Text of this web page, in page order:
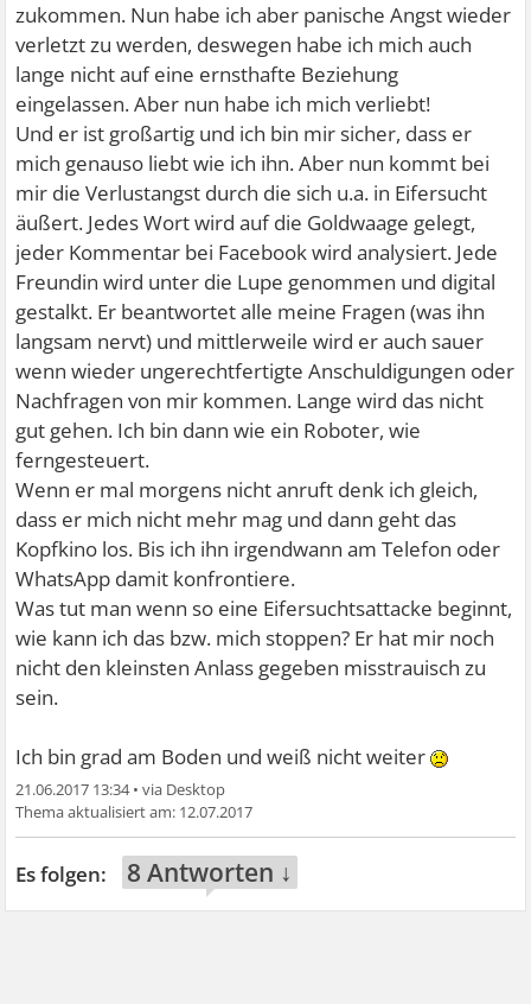
zukommen. Nun habe ich aber panische Angst wieder
verletzt zu werden, deswegen habe ich mich auch
lange nicht auf eine ernsthafte Beziehung
eingelassen. Aber nun habe ich mich verliebt!
Und er ist großartig und ich bin mir sicher, dass er
mich genauso liebt wie ich ihn. Aber nun kommt bei
mir die Verlustangst durch die sich u.a. in Eifersucht
äußert. Jedes Wort wird auf die Goldwaage gelegt,
jeder Kommentar bei Facebook wird analysiert. Jede
Freundin wird unter die Lupe genommen und digital
gestalkt. Er beantwortet alle meine Fragen (was ihn
langsam nervt) und mittlerweile wird er auch sauer
wenn wieder ungerechtfertigte Anschuldigungen oder
Nachfragen von mir kommen. Lange wird das nicht
gut gehen. Ich bin dann wie ein Roboter, wie
ferngesteuert.
Wenn er mal morgens nicht anruft denk ich gleich,
dass er mich nicht mehr mag und dann geht das
Kopfkino los. Bis ich ihn irgendwann am Telefon oder
WhatsApp damit konfrontiere.
Was tut man wenn so eine Eifersuchtsattacke beginnt,
wie kann ich das bzw. mich stoppen? Er hat mir noch
nicht den kleinsten Anlass gegeben misstrauisch zu
sein.
Ich bin grad am Boden und weiß nicht weiter
21.06.2017 13:34•
12.07.2017
8 Antworten ↓